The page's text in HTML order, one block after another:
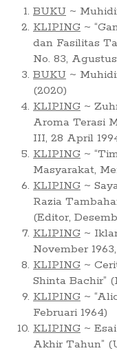
BUKU ~
KLIPING ~
dan Fasilitas
No. 83, Agustus
BUKU ~
(2020)
KLIPING ~
Aroma Terasi
III, 28 April
KLIPING ~
Masyarakat,
KLIPING ~
Razia
(Editor,
KLIPING ~
November
KLIPING ~
Shinta Bachir”
KLIPING ~
Februari 1964)
KLIPING ~
Akhir Tahun”